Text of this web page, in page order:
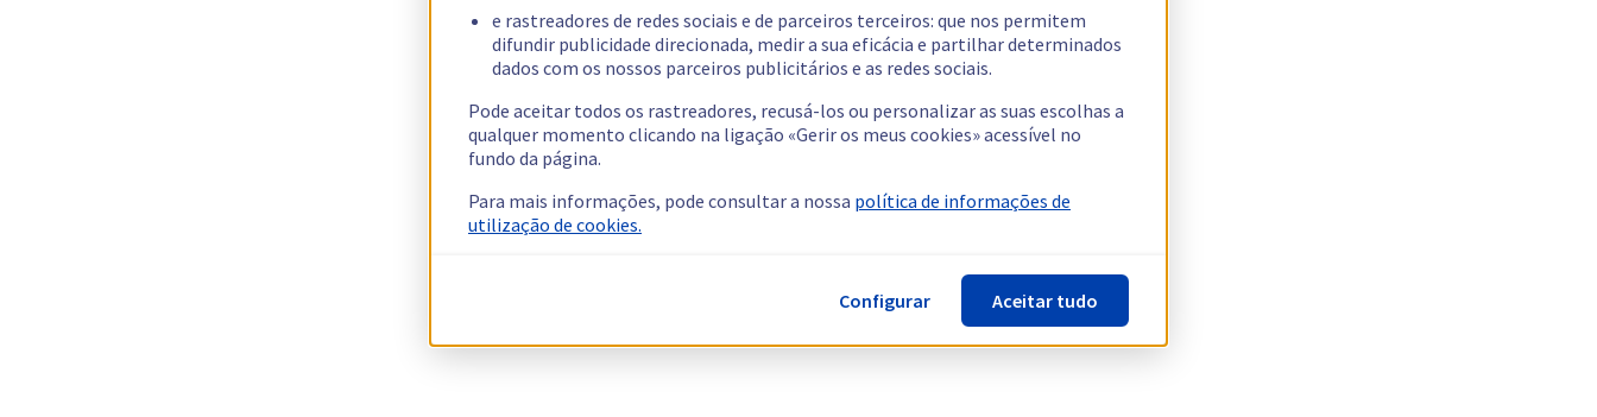
e rastreadores de redes sociais e de parceiros terceiros: que nos permitem
difundir publicidade direcionada, medir a sua eficácia e partilhar determinados
dados com os nossos parceiros publicitários e as redes sociais.
Pode aceitar todos os rastreadores, recusá-los ou personalizar as suas escolhas a
qualquer momento clicando na ligação «Gerir os meus cookies» acessível no
fundo da página.
Para mais informações, pode consultar a nossa política de informações de
utilização de cookies.
Configurar Aceitar tudo